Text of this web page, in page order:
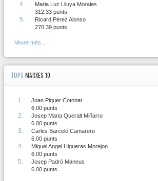
4.
Maria Luz Lliuya Morales
312.33 punts
5.
Ricard Pérez Alonso
270.39 punts
Veure més...
TOP5 MARXES 10
1.
Joan Piquer Cotonat
6.00 punts
2.
Josep Maria Queralt Miñarro
6.00 punts
3.
Carles Barceló Camarero
6.00 punts
4.
Miquel Angel Higueras Morejon
6.00 punts
5.
Josep Padró Maneus
6.00 punts